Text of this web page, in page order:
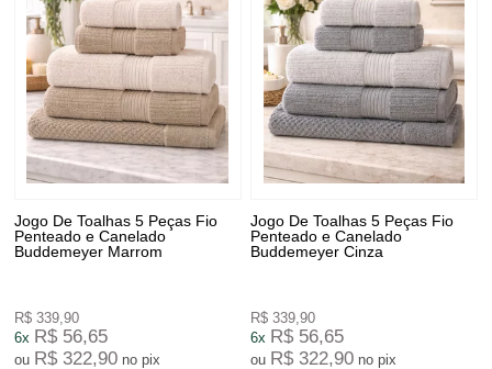
Jogo De Toalhas 5 Peças Fio
Penteado e Canelado
Buddemeyer Marrom
R$ 339,90
6x R$ 56,65
ou R$ 322,90 no pix
Jogo De Toalhas 5 Peças Fio
Penteado e Canelado
Buddemeyer Cinza
R$ 339,90
6x R$ 56,65
ou R$ 322,90 no pix